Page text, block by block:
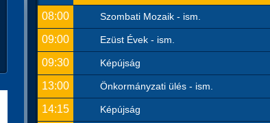
08:00 Szombati Mozaik - ism.
09:00 Ezüst Évek - ism.
09:30 Képújság
13:00 Önkormányzati ülés - ism.
14:15 Képújság